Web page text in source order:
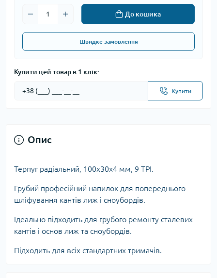
До кошика
Швидке замовлення
Купити цей товар в 1 клік:
Купити
Опис
Терпуг радіальний, 100x30x4 мм, 9 TPI.
Грубий професійний напилок для попереднього
шліфування кантів лиж і сноубордів.
Ідеально підходить для грубого ремонту сталевих
кантів і основ лиж та сноубордів.
Підходить для всіх стандартних тримачів.